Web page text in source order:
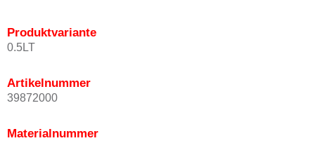
Produktvariante
0.5LT
Artikelnummer
39872000
Materialnummer